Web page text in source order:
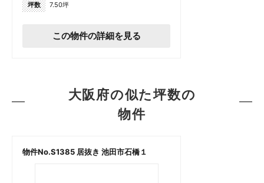
坪数 7.50坪
この物件の詳細を見る
大阪府の似た坪数の
物件
物件No.S1385 居抜き 池田市石橋１